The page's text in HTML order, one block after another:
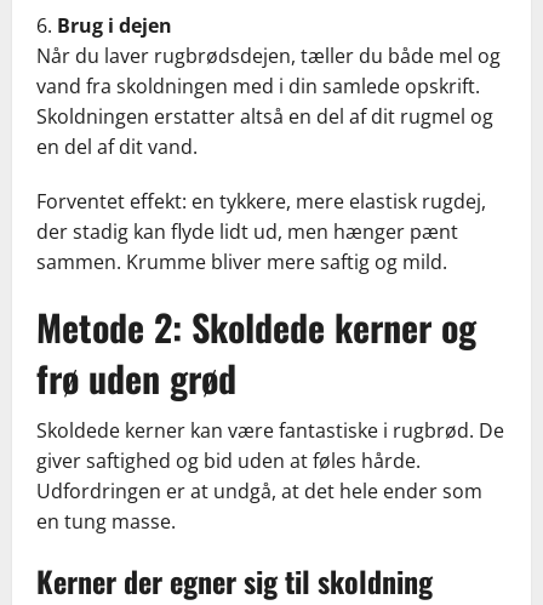
Brug i dejen
Når du laver rugbrødsdejen, tæller du både mel og
vand fra skoldningen med i din samlede opskrift.
Skoldningen erstatter altså en del af dit rugmel og
en del af dit vand.
Forventet effekt: en tykkere, mere elastisk rugdej,
der stadig kan flyde lidt ud, men hænger pænt
sammen. Krumme bliver mere saftig og mild.
Metode 2: Skoldede kerner og
frø uden grød
Skoldede kerner kan være fantastiske i rugbrød. De
giver saftighed og bid uden at føles hårde.
Udfordringen er at undgå, at det hele ender som
en tung masse.
Kerner der egner sig til skoldning